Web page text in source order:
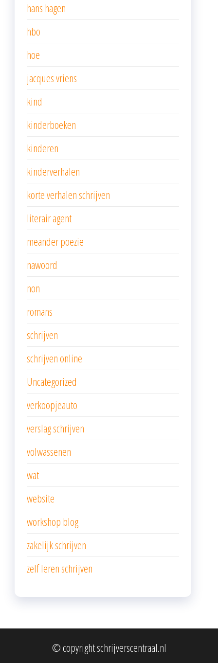
hans hagen
hbo
hoe
jacques vriens
kind
kinderboeken
kinderen
kinderverhalen
korte verhalen schrijven
literair agent
meander poezie
nawoord
non
romans
schrijven
schrijven online
Uncategorized
verkoopjeauto
verslag schrijven
volwassenen
wat
website
workshop blog
zakelijk schrijven
zelf leren schrijven
© copyright schrijverscentraal.nl